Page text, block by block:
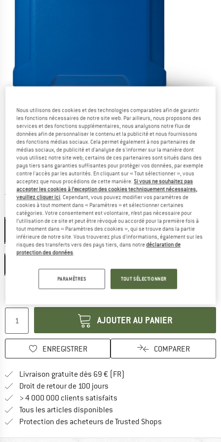
Photos détaillées
Prix:
54,95€ TVA incl.
hors Frais de livraisonInformations sur les frais de livraison. Ouvre une
Couleur:Indigo Blue
Taille:28 l
Délai de livraison: 3-5 jours ouvrables
Le lien s'ouvre dans une
AJOUTER AU PANIER
ENREGISTRER COMPARER
Livraison gratuite dès 69 € (FR)
Droit de retour de 100 jours
> 4 000 000 clients satisfaits
Tous les articles disponibles
Protection des acheteurs de Trusted Shops
Nous utilisons des cookies et des technologies comparables afin de garantir
les fonctions nécessaires de notre site web. Par ailleurs, nous proposons des
services et des fonctions supplémentaires, nous analysons notre flux de
données afin de personnaliser le contenu et la publicité et nous fournissons
des fonctions médias sociaux. Cela permet également à nos partenaires de
médias sociaux, de publicité et d'analyse de s'informer sur la manière dont
vous utilisez notre site web; certains de ces partenaires sont situés dans des
pays tiers sans garanties suffisantes pour protéger vos données, par exemple
contre l'accès par les autorités. En cliquant sur « Tout sélectionner », vous
acceptez que nous procédions de cette manière.Si vous ne souhaitez pas
accepter les cookies à l’exception des cookies techniquement nécessaires,
veuillez cliquer ici. Cependant, vous pouvez modifier vos paramètres de
cookies à tout moment dans « Paramètres » et sélectionner certaines
catégories. Votre consentement est volontaire, n’est pas nécessaire pour
l’utilisation de ce site et peut être révoqué ou accordé pour la première fois à
tout moment dans « Paramètres des cookies », qui se trouve dans la partie
inférieure de notre site. Vous trouverez plus d'informations, également sur les
risques des transferts vers des pays tiers, dans notredéclaration de
protection des données.
PARAMÈTRES TOUT SÉLECTIONNER